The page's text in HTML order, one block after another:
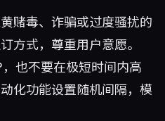
赌毒、诈骗或过度骚扰的
方式，尊重用户意愿。
也不要在极短时间内高
化功能设置随机间隔，模